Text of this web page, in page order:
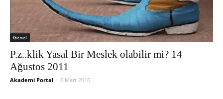
Genel
P.z..klik Yasal Bir Meslek olabilir mi? 14
Ağustos 2011
Akademi Portal - 6 Mart 2016